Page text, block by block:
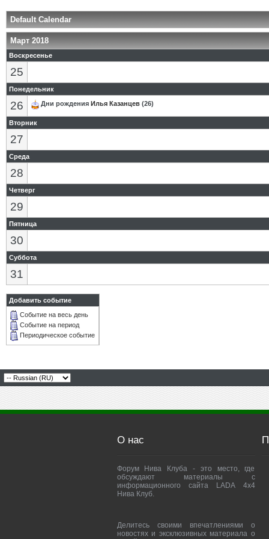
Default Calendar
Март 2018
Воскресенье
25
Понедельник
26 Дни рождения Илья Казанцев (26)
Вторник
27
Среда
28
Четверг
29
Пятница
30
Суббота
31
Добавить событие
Событие на весь день
Событие на период
Периодическое событие
О нас
Форум Нива Клуба - это место, где
обсуждают материалы с
информационного сайта LADA 4x4
Нива Клуб.
Делитесь своими впечатлениями о
новостях и эксклюзивных материала о